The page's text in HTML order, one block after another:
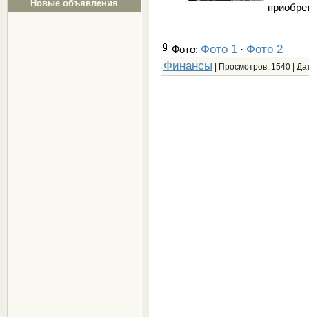
Новые объявления
Фото: Фото 1· Фото 2
Финансы | Просмотров: 1540 |